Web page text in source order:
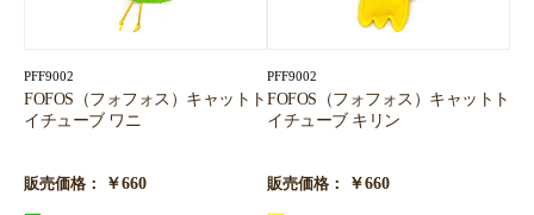
PFF9002
FOFOS（フォフォス）キャットト
イチューブ ワニ
販売価格： ￥660
PFF9002
FOFOS（フォフォス）キャットト
イチューブ キリン
販売価格： ￥660